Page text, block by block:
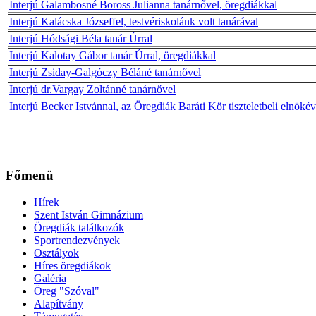
Interjú Galambosné Boross Julianna tanárnővel, öregdiákkal
Interjú Kalácska Józseffel, testvériskolánk volt tanárával
Interjú Hódsági Béla tanár Úrral
Interjú Kalotay Gábor tanár Úrral, öregdiákkal
Interjú Zsiday-Galgóczy Béláné tanárnővel
Interjú dr.Vargay Zoltánné tanárnővel
Interjú Becker Istvánnal, az Öregdiák Baráti Kör tiszteletbeli
Főmenü
Hírek
Szent István Gimnázium
Öregdiák találkozók
Sportrendezvények
Osztályok
Híres öregdiákok
Galéria
Öreg "Szóval"
Alapítvány